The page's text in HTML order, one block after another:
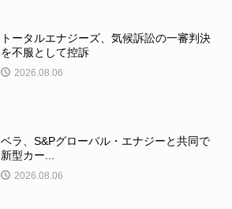
トータルエナジーズ、気候訴訟の一審判決
を不服として控訴
2026.08.06
ベラ、S&Pグローバル・エナジーと共同で
新型カー...
2026.08.06